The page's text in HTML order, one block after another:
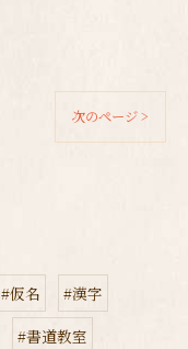
次のページ >
#仮名
#漢字
#書道教室